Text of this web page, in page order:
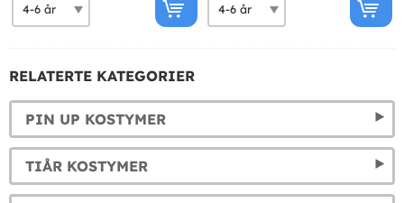
RELATERTE KATEGORIER
PIN UP KOSTYMER
TIÅR KOSTYMER